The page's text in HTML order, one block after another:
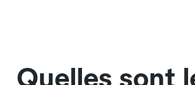
Quelles sont